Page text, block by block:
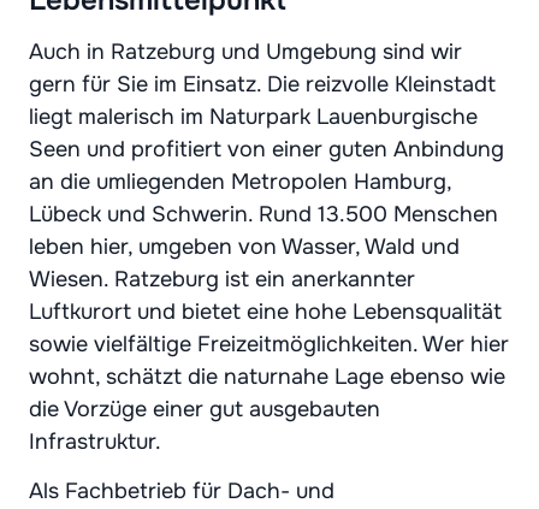
Auch in Ratzeburg und Umgebung sind wir
gern für Sie im Einsatz. Die reizvolle Kleinstadt
liegt malerisch im Naturpark Lauenburgische
Seen und profitiert von einer guten Anbindung
an die umliegenden Metropolen Hamburg,
Lübeck und Schwerin. Rund 13.500 Menschen
leben hier, umgeben von Wasser, Wald und
Wiesen. Ratzeburg ist ein anerkannter
Luftkurort und bietet eine hohe Lebensqualität
sowie vielfältige Freizeitmöglichkeiten. Wer hier
wohnt, schätzt die naturnahe Lage ebenso wie
die Vorzüge einer gut ausgebauten
Infrastruktur.
Als Fachbetrieb für Dach- und